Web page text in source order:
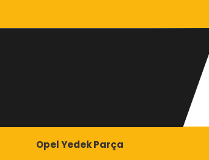
Opel Yedek Parça